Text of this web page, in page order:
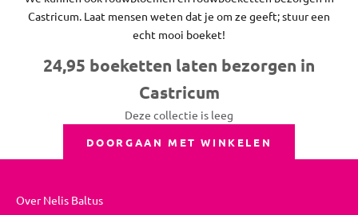
Castricum. Laat mensen weten dat je om ze geeft; stuur een
echt mooi boeket!
24,95 boeketten laten bezorgen in
Castricum
Deze collectie is leeg
DOORGAAN MET WINKELEN
Over Nelis Baltus